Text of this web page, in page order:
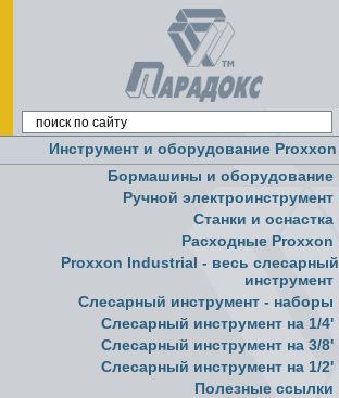
Инструмент и оборудование Proxxon
Бормашины и оборудование
Ручной электроинструмент
Cтанки и оснастка
Расходные Proxxon
Proxxon Industrial - весь слесарный
инструмент
Слесарный инструмент - наборы
Слесарный инструмент на 1/4'
Слесарный инструмент на 3/8'
Слесарный инструмент на 1/2'
Полезные ссылки